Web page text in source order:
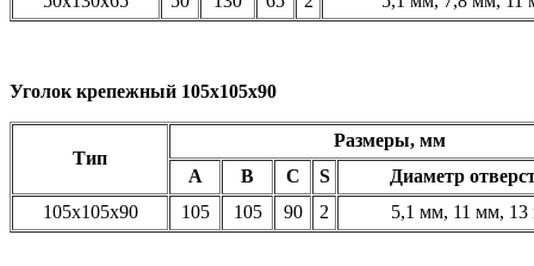
Уголок крепежный 105х105х90
Тип
Размеры, мм
A
B C S
Диаметр
105х105х90
105 105 90 2 5,1 мм, 11 мм, 13